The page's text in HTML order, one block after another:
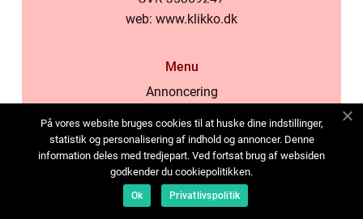
web: www.klikko.dk
Menu
Annoncering
Cookies
Kontakt os
Sitemap
På vores website bruges cookies til at huske dine indstillinger,
statistik og personalisering af indhold og annoncer. Denne
information deles med tredjepart. Ved fortsat brug af websiden
godkender du cookiepolitikken.
Ok Privatlivspolitik